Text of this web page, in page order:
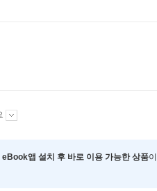
eBook앱 설치 후 바로 이용 가능한 상품